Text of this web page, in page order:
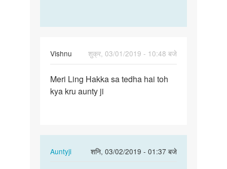
Vishnu
शुक्र, 03/01/2019 - 10:48 बजे
Meri
Lund
Meri Ling Hakka sa tedha hai toh
kya kru aunty ji
Auntyji
शनि, 03/02/2019 - 01:37 बजे
In